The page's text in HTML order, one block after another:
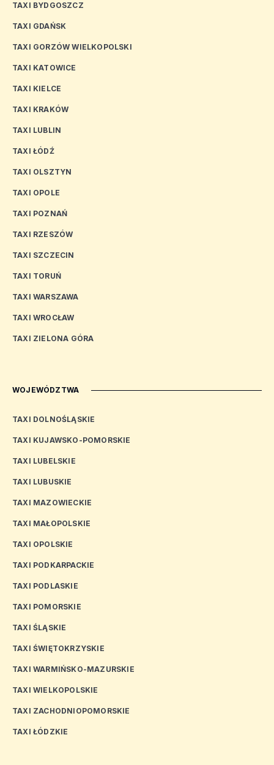
TAXI BYDGOSZCZ
TAXI GDAŃSK
TAXI GORZÓW WIELKOPOLSKI
TAXI KATOWICE
TAXI KIELCE
TAXI KRAKÓW
TAXI LUBLIN
TAXI ŁÓDŹ
TAXI OLSZTYN
TAXI OPOLE
TAXI POZNAŃ
TAXI RZESZÓW
TAXI SZCZECIN
TAXI TORUŃ
TAXI WARSZAWA
TAXI WROCŁAW
TAXI ZIELONA GÓRA
WOJEWÓDZTWA
TAXI DOLNOŚLĄSKIE
TAXI KUJAWSKO-POMORSKIE
TAXI LUBELSKIE
TAXI LUBUSKIE
TAXI MAZOWIECKIE
TAXI MAŁOPOLSKIE
TAXI OPOLSKIE
TAXI PODKARPACKIE
TAXI PODLASKIE
TAXI POMORSKIE
TAXI ŚLĄSKIE
TAXI ŚWIĘTOKRZYSKIE
TAXI WARMIŃSKO-MAZURSKIE
TAXI WIELKOPOLSKIE
TAXI ZACHODNIOPOMORSKIE
TAXI ŁÓDZKIE